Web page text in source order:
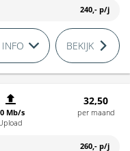
240,- p/j
INFO BEKIJK
Mb/s
32,50
per maand
260,- p/j